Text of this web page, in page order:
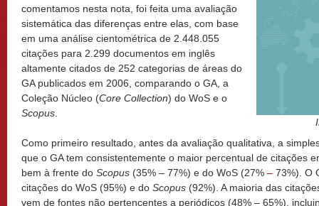
comentamos nesta nota, foi feita uma avaliação
sistemática das diferenças entre elas, com base
em uma análise cientométrica de 2.448.055
citações para 2.299 documentos em inglês
altamente citados de 252 categorias de áreas do
GA publicados em 2006, comparando o GA, a
Coleção Núcleo (Core Collection) do WoS e o
Scopus
Como primeiro resultado, antes da avaliação qualitativa, a
que o GA tem consistentemente o maior percentual de citações
bem à frente do Scopus (35% – 77%) e do WoS (27% – 73%). O
citações do WoS (95%) e do Scopus (92%). A maioria das
vem de fontes não pertencentes a periódicos (48% – 65%),